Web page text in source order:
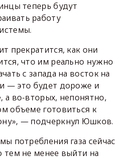
теперь будут
работу
прекратится, как они
что им реально нужно
с запада на восток на
— это будет дороже и
а во-вторых, непонятно,
объеме готовиться к
— подчеркнул Юшков.
потребления газа сейчас
тем не менее выйти на